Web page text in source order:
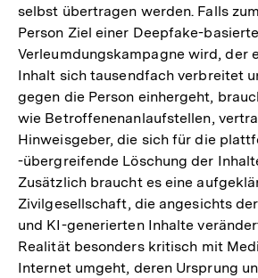
selbst übertragen werden. Falls
Person Ziel einer Deepfake-
Verleumdungskampagne wird, der
Inhalt sich tausendfach verbreitet
gegen die Person einhergeht,
wie Betroffenenanlaufstellen,
Hinweisgeber, die sich für die
-übergreifende Löschung der
Zusätzlich braucht es eine
Zivilgesellschaft, die angesichts
und KI-generierten Inhalte
Realität besonders kritisch mit
Internet umgeht, deren Ursprung